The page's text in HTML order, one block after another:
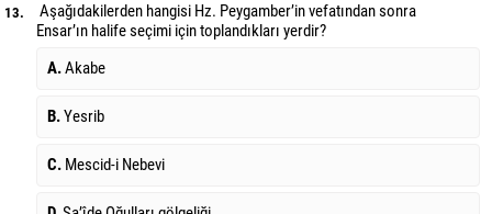
13.
Aşağıdakilerden hangisi Hz. Peygamber’in vefatından sonra
Ensar’ın halife seçimi için toplandıkları yerdir?
A.Akabe
B.Yesrib
C. Mescid-i Nebevi